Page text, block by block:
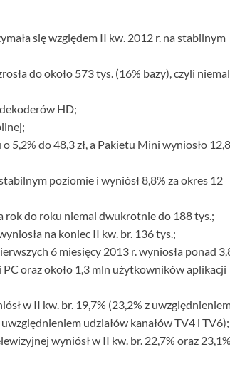
się względem II kw. 2012 r. na stabilnym
do około 573 tys. (16% bazy), czyli niemal
HD;
5,2% do 48,3 zł, a Pakietu Mini wyniosło 12,8
poziomie i wyniósł 8,8% za okres 12
rok do roku niemal dwukrotnie do 188 tys.;
na koniec II kw. br. 136 tys.;
6 miesięcy 2013 r. wyniosła ponad
oraz około 1,3 mln użytkowników aplikacji
w II kw. br. 19,7% (23,2% z
udziałów kanałów TV4 i TV6);
wyniósł w II kw. br. 22,7% oraz 23,1%